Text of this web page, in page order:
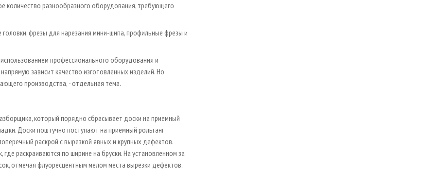
количество разнообразного оборудования, требующего
фрезы для нарезания мини-шипа, профильные фрезы и
профессионального оборудования и
зависит качество изготовленных изделий. Но
производства, - отдельная тема.
который порядно сбрасывает доски на приемный
Доски поштучно поступают на приемный рольганг
раскрой с вырезкой явных и крупных дефектов.
раскраиваются по ширине на бруски. На установленном за
отмечая флуоресцентным мелом места вырезки дефектов.